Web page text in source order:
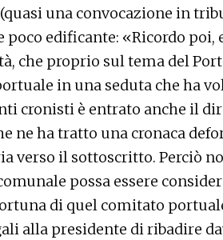
una convocazione in
poco edificante: «Ricordo poi,
che proprio sul tema del
in una seduta che ha
cronisti è entrato anche il
ne ha tratto una cronaca
verso il sottoscritto. Perciò
possa essere
di quel comitato
alla presidente di ribadire